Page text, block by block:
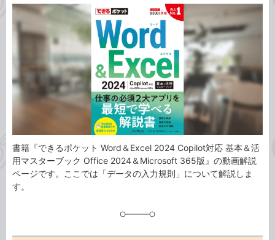
カ
ゴ
事
書籍『できるポケット Word＆Excel 2024 Copilot対応 基本＆活
用マスターブック Office 2024＆Microsoft 365版』の動画解説
ページです。ここでは「データの入力規則」について解説しま
す。